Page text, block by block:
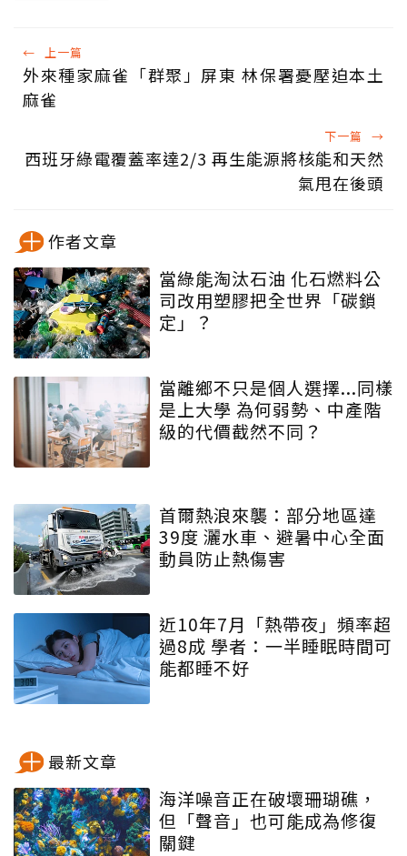
← 上一篇
外來種家麻雀「群聚」屏東 林保署憂壓迫本土
麻雀
下一篇 →
西班牙綠電覆蓋率達2/3 再生能源將核能和天然
氣甩在後頭
作者文章
當綠能淘汰石油 化石燃料公
司改用塑膠把全世界「碳鎖
定」？
當離鄉不只是個人選擇...同樣
是上大學 為何弱勢、中產階
級的代價截然不同？
首爾熱浪來襲：部分地區達
39度 灑水車、避暑中心全面
動員防止熱傷害
近10年7月「熱帶夜」頻率超
過8成 學者：一半睡眠時間可
能都睡不好
最新文章
海洋噪音正在破壞珊瑚礁，
但「聲音」也可能成為修復
關鍵